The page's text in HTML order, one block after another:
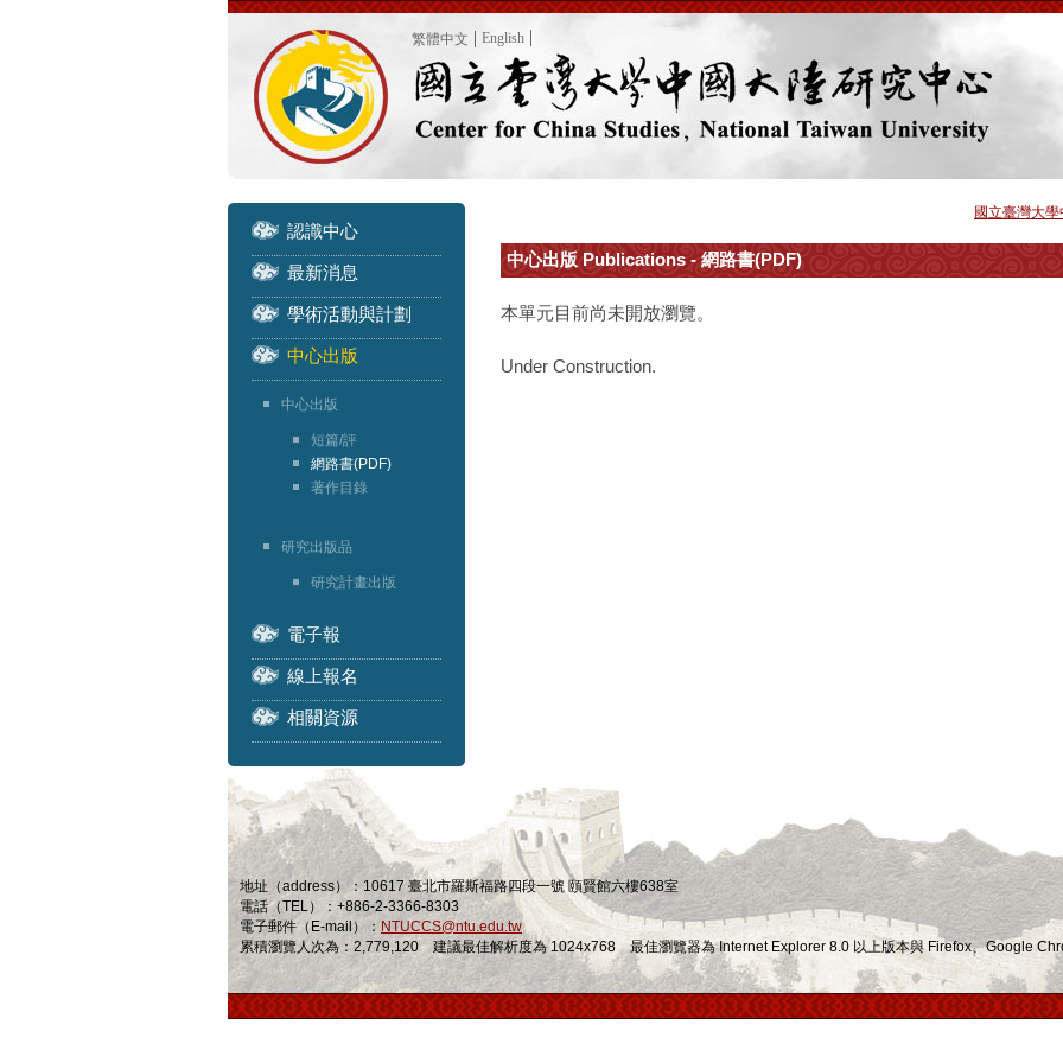
繁體中文 English
認識中心
最新消息
學術活動與計劃
中心出版
中心出版
短篇/評
網路書(PDF)
著作目錄
研究出版品
研究計畫出版
電子報
線上報名
相關資源
國立臺灣大
中心出版 Publications - 網路書(PDF)
本單元目前尚未開放瀏覽。
Under Construction.
地址（address）：10617 臺北市羅斯福路四段一號 頤賢館六樓638室
電話（TEL）：+886-2-3366-8303
電子郵件（E-mail）： NTUCCS@ntu.edu.tw
累積瀏覽人次為：2,779,120 建議最佳解析度為 1024x768 最佳瀏覽器為 Internet Explorer 8.0 以上版本與 Firefox、Google